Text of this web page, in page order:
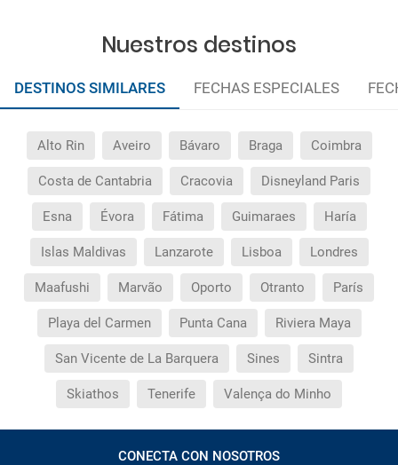
Nuestros destinos
DESTINOS SIMILARES FECHAS ESPECIALES
Alto Rin Aveiro Bávaro Braga Coimbra
Costa de Cantabria Cracovia Disneyland Paris
Esna Évora Fátima Guimaraes Haría
Islas Maldivas Lanzarote Lisboa Londres
Maafushi Marvão Oporto Otranto París
Playa del Carmen Punta Cana Riviera Maya
San Vicente de La Barquera Sines Sintra
Skiathos Tenerife Valença do Minho
CONECTA CON NOSOTROS